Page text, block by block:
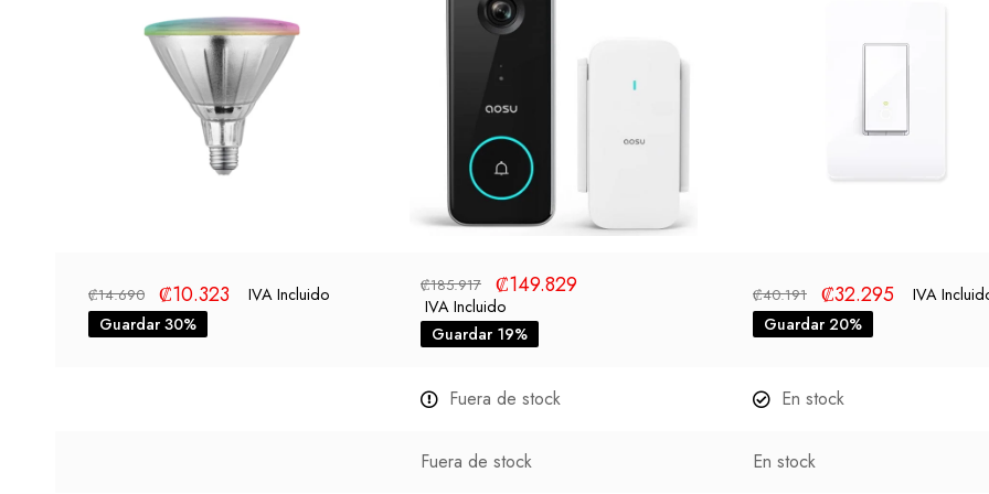
₡14.690 ₡10.323
IVA Incluido
Guardar 30%
₡185.917 ₡149.829
IVA Incluido
Guardar 19%
₡40.191 ₡32.295
IVA
Guardar 20%
Fuera de stock En stock
Fuera de stock En stock